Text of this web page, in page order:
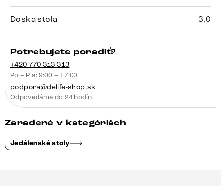
Doska stola 3,0
Potrebujete poradiť?
+420 770 313 313
Po – Pia: 9:00 – 17:00
podpora@delife-shop.sk
Odpovedáme do 24 hodín.
Zaradené v kategóriách
Jedálenské stoly